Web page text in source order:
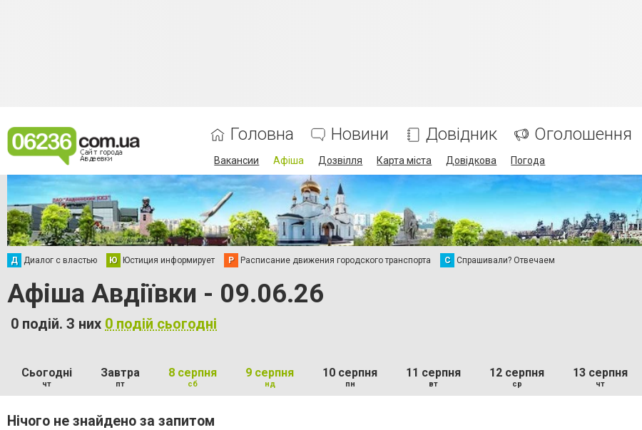
Головна Новини Довідник Оголошення
Вакансии Афіша Дозвілля Карта міста Довідкова Погода
Д Диалог с властью Ю Юстиция информирует Р Расписание движения городского транспорта С Спрашивали? Отвечаем
Афіша Авдіївки - 09.06.26
0 подій. З них 0 подій сьогодні
Сьогодні
чт
Завтра
пт
8 серпня
сб
9 серпня
нд
10 серпня
пн
11 серпня
вт
12 серпня
ср
13 серпня
чт
Нічого не знайдено за запитом